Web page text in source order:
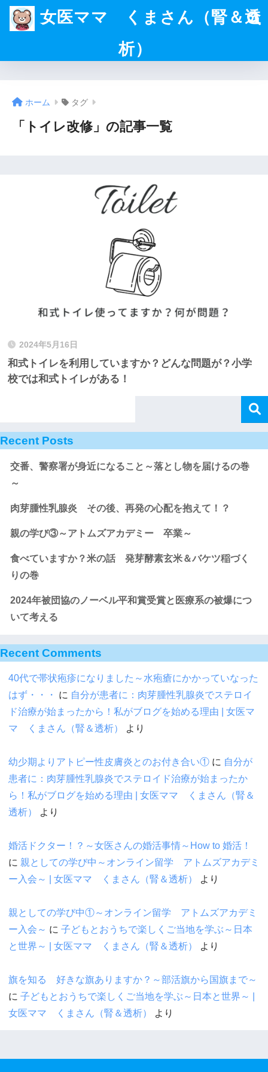
女医ママ くまさん（腎＆透
析）
ホーム タグ
「トイレ改修」の記事一覧
2024年5月16日
和式トイレを利用していますか？どんな問題が？小学
校では和式トイレがある！
Recent Posts
交番、警察署が身近になること～落とし物を届けるの巻
～
肉芽腫性乳腺炎 その後、再発の心配を抱えて！？
親の学び③～アトムズアカデミー 卒業～
食べていますか？米の話 発芽酵素玄米＆バケツ稲づく
りの巻
2024年被団協のノーベル平和賞受賞と医療系の被爆につ
いて考える
Recent Comments
40代で帯状疱疹になりました～水疱瘡にかかっていなった
はず・・・
に 自分が患者に：肉芽腫性乳腺炎でステロイ
ド治療が始まったから！私がブログを始める理由 | 女医マ
マ くまさん（腎＆透析）
より
幼少期よりアトピー性皮膚炎とのお付き合い① に 自分が
患者に：肉芽腫性乳腺炎でステロイド治療が始まったか
ら！私がブログを始める理由 | 女医ママ くまさん（腎＆
透析）
より
婚活ドクター！？～女医さんの婚活事情～How to 婚活！
に 親としての学び中～オンライン留学 アトムズアカデミ
ー入会～ | 女医ママ くまさん（腎＆透析）
より
親としての学び中①～オンライン留学 アトムズアカデミ
ー入会～ に 子どもとおうちで楽しくご当地を学ぶ～日本
と世界～ | 女医ママ くまさん（腎＆透析）
より
旗を知る 好きな旗ありますか？～部活旗から国旗まで～
に 子どもとおうちで楽しくご当地を学ぶ～日本と世界～ |
女医ママ くまさん（腎＆透析）
より